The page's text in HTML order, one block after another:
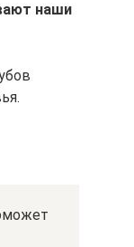
наши